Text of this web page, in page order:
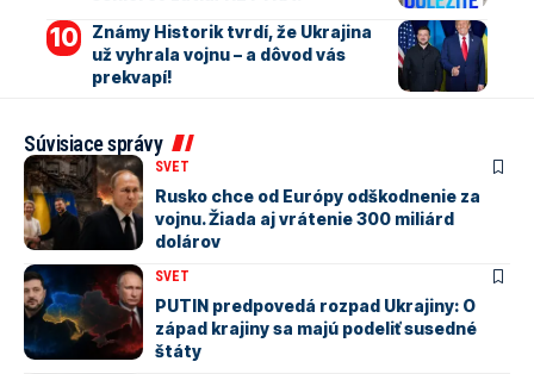
Známy Historik tvrdí, že Ukrajina
už vyhrala vojnu – a dôvod vás
prekvapí!
Súvisiace správy
SVET
Rusko chce od Európy odškodnenie za
vojnu. Žiada aj vrátenie 300 miliárd
dolárov
SVET
PUTIN predpovedá rozpad Ukrajiny: O
západ krajiny sa majú podeliť susedné
štáty